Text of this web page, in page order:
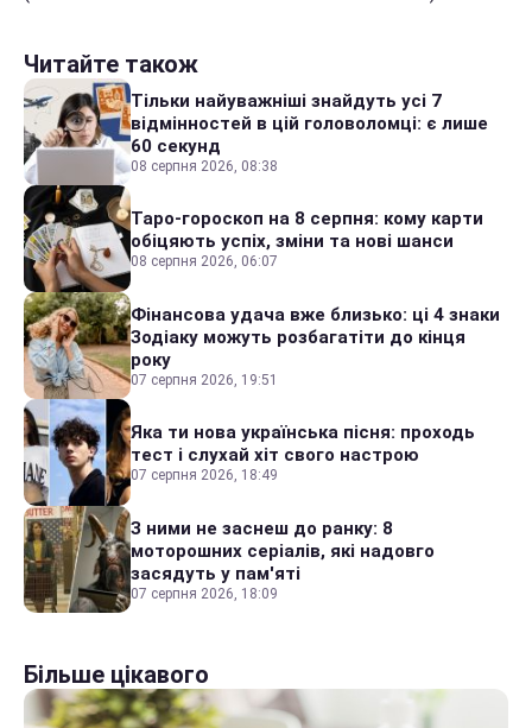
Читайте також
Тільки найуважніші знайдуть усі 7
відмінностей в цій головоломці: є лише
60 секунд
08 серпня 2026, 08:38
Таро-гороскоп на 8 серпня: кому карти
обіцяють успіх, зміни та нові шанси
08 серпня 2026, 06:07
Фінансова удача вже близько: ці 4 знаки
Зодіаку можуть розбагатіти до кінця
року
07 серпня 2026, 19:51
Яка ти нова українська пісня: проходь
тест і слухай хіт свого настрою
07 серпня 2026, 18:49
З ними не заснеш до ранку: 8
моторошних серіалів, які надовго
засядуть у пам'яті
07 серпня 2026, 18:09
Більше цікавого